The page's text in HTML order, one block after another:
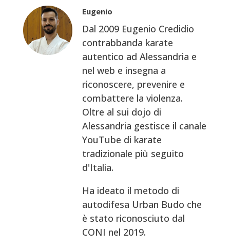
Eugenio
Dal 2009 Eugenio Credidio
contrabbanda karate
autentico ad Alessandria e
nel web e insegna a
riconoscere, prevenire e
combattere la violenza.
Oltre al sui dojo di
Alessandria gestisce il canale
YouTube di karate
tradizionale più seguito
d'Italia.
Ha ideato il metodo di
autodifesa Urban Budo che
è stato riconosciuto dal
CONI nel 2019.